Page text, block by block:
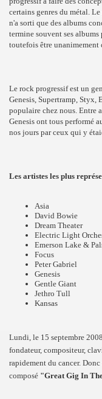
certains genres du métal.
n'a sorti que des albums
termine souvent ses
toutefois être unanimement
Le rock progressif est un
Genesis, Supertramp, Styx,
populaire chez nous. Entre
Genesis ont tous performé
nos jours par ceux qui y
Les artistes les plus
Asia
David Bowie
Dream Theater
Electric Light
Emerson Lake &
Focus
Peter Gabriel
Genesis
Gentle Giant
Jethro Tull
Kansas
Lundi, le 15 septembre
fondateur, compositeur,
rapidement du cancer.
composé "Great Gig In